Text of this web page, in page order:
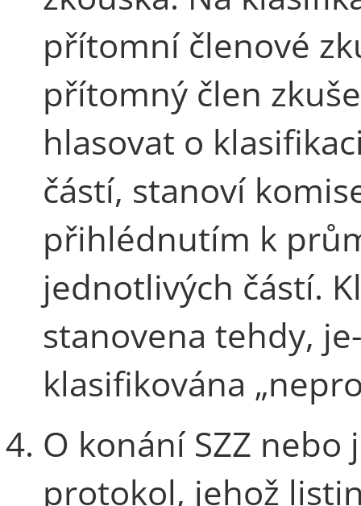
přítomní členové
přítomný člen
hlasovat o
částí, stanoví
přihlédnutím k
jednotlivých částí.
stanovena tehdy,
klasifikována
O konání SZZ
protokol, jehož